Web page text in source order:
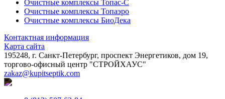
Очистные комплексы Топас-С
Очистные комплексы Топаэро
Очистные комплексы БиоДека
Контактная информация
Карта сайта
195248, г. Санкт-Петербург, проспект Энергетиков, дом 19,
торгово-офисный центр "СТРОЙХАУС"
zakaz@kupitseptik.com